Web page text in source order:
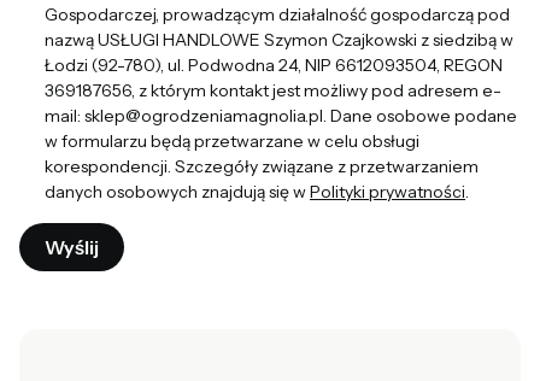
Gospodarczej, prowadzącym działalność gospodarczą pod
nazwą USŁUGI HANDLOWE Szymon Czajkowski z siedzibą w
Łodzi (92-780), ul. Podwodna 24, NIP 6612093504, REGON
369187656, z którym kontakt jest możliwy pod adresem e-
mail: sklep@ogrodzeniamagnolia.pl. Dane osobowe podane
w formularzu będą przetwarzane w celu obsługi
korespondencji. Szczegóły związane z przetwarzaniem
danych osobowych znajdują się wPolityki prywatności
Wyślij